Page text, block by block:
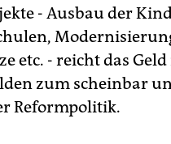
- Ausbau der
etc. - reicht das
zum scheinbar
Reformpolitik.